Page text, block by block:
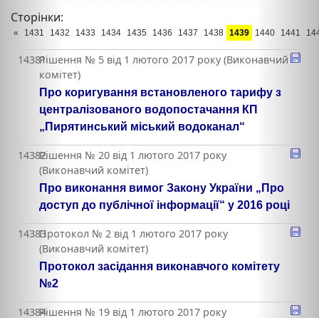
Сторінки:
« 1431 1432 1433 1434 1435 1436 1437 1438 1439 1440 1441
14381Рішення № 5 від 1 лютого 2017 року (Виконавчий
комітет)
Про коригування встановленого тарифу з
централізованого водопостачання КП
„Пирятинський міський водоканал“
14382Рішення № 20 від 1 лютого 2017 року
(Виконавчий комітет)
Про виконання вимог Закону України „Про
доступ до публічної інформації“ у 2016 році
14383Протокол № 2 від 1 лютого 2017 року
(Виконавчий комітет)
Протокол засідання виконавчого комітету
№2
14384Рішення № 19 від 1 лютого 2017 року